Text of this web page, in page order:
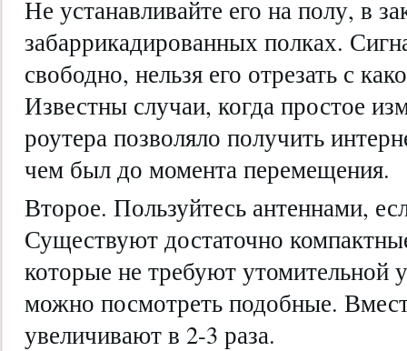
Не устанавливайте его на полу, в
забаррикадированных полках.
свободно, нельзя его отрезать с
Известны случаи, когда простое
роутера позволяло получить
чем был до момента перемещения.
Второе. Пользуйтесь антеннами,
Существуют достаточно
которые не требуют утомительной
можно посмотреть подобные.
увеличивают в 2-3 раза.